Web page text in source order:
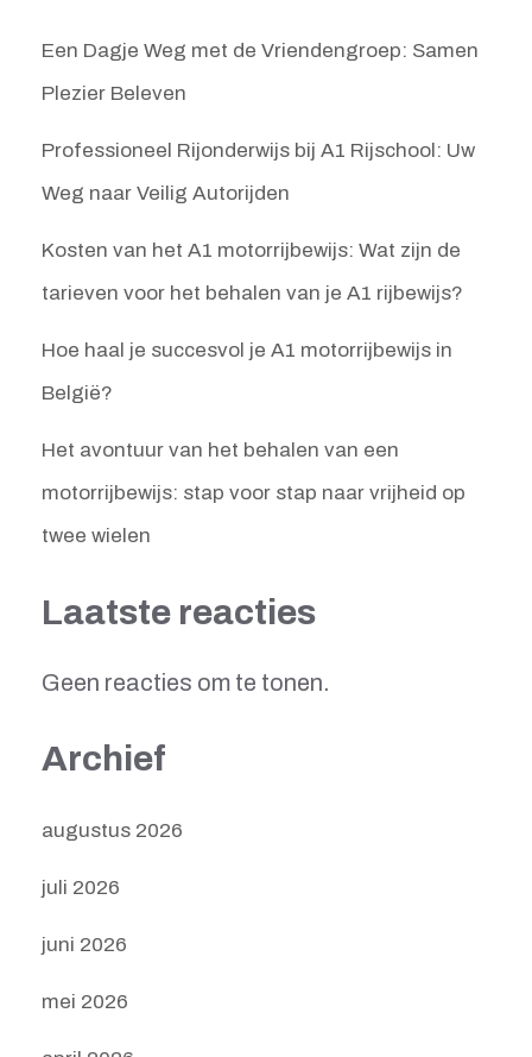
Een Dagje Weg met de Vriendengroep: Samen
Plezier Beleven
Professioneel Rijonderwijs bij A1 Rijschool: Uw
Weg naar Veilig Autorijden
Kosten van het A1 motorrijbewijs: Wat zijn de
tarieven voor het behalen van je A1 rijbewijs?
Hoe haal je succesvol je A1 motorrijbewijs in
België?
Het avontuur van het behalen van een
motorrijbewijs: stap voor stap naar vrijheid op
twee wielen
Laatste reacties
Geen reacties om te tonen.
Archief
augustus 2026
juli 2026
juni 2026
mei 2026